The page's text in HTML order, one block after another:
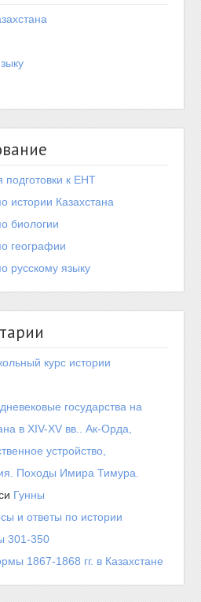
к ЕНТ
истории Казахстана
биологии
географии
русскому языку
курс истории
государства на
в XIV-XV вв.. Ак-Орда,
устройство,
Походы Имира Тимура.
Гунны
и ответы по истории
301-350
1867-1868 гг. в Казахстане